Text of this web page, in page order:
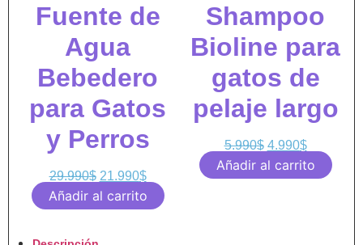
Fuente de
Agua
Bebedero
para Gatos
y Perros
29.990$ 21.990$
Añadir al carrito
Shampoo
Bioline para
gatos de
pelaje largo
5.990$ 4.990$
Añadir al carrito